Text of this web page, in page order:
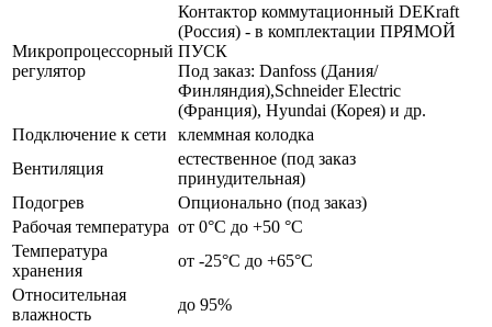
Микропроцессорный
регулятор
Контактор коммутационный DEKraft
(Россия) - в комплектации ПРЯМОЙ
ПУСК
Под заказ: Danfoss (Дания/
Финляндия),Schneider Electric
(Франция), Hyundai (Корея) и др.
Подключение к сети
клеммная колодка
Вентиляция
естественное (под заказ
принудительная)
Подогрев
Опционально (под заказ)
Рабочая температура от 0°C до +50 °C
Температура
хранения
от -25°C до +65°C
Относительная
влажность
до 95%